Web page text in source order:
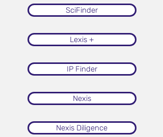
SciFinder
Lexis +
IP Finder
Nexis
Nexis Diligence